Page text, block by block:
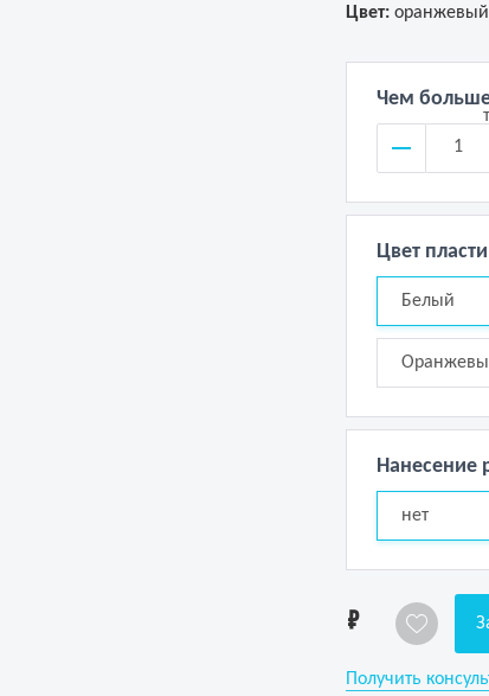
Цвет:
Чем
Цвет
Белый
Нанесение
нет
1
Получить